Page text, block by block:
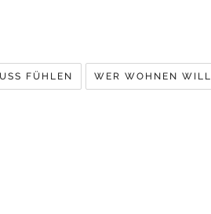
FÜHLEN WER WOHNEN WILL